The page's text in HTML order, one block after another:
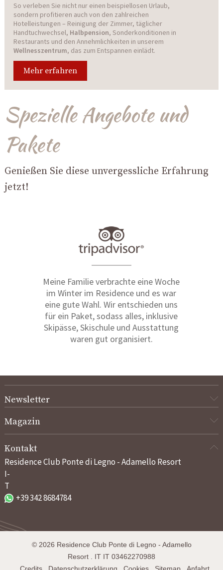
So verleben Sie nicht nur einen beispiellosen Urlaub,
sondern profitieren auch von den zahlreichen
Hotelleistungen – Reinigung der Zimmer, täglicher
Handtuchwechsel, Halbpension, Sonderkonditionen in
Restaurants und den Annehmlichkeiten in unserem
Wellnesszentrum, das zum Entspannen einlädt.
Mehr erfahren
Spezielle Angebote und
Pakete
Genießen Sie diese unvergessliche Erfahrung
jetzt!
Meine Familie verbrachte eine Woche
im Winter im Residence und es war
eine gute Wahl. Wir entschieden uns
für ein Paket, sodass alles, inklusive
Skipässe, Skischule und Ausstattung
waren gut organisiert.
Newsletter
Magazin
Kontakt
Residence Club Ponte di Legno - Adamello Resort
I-
T
+39 342 8684784
© 2026 Residence Club Ponte di Legno - Adamello
Resort
IT IT 03462270988